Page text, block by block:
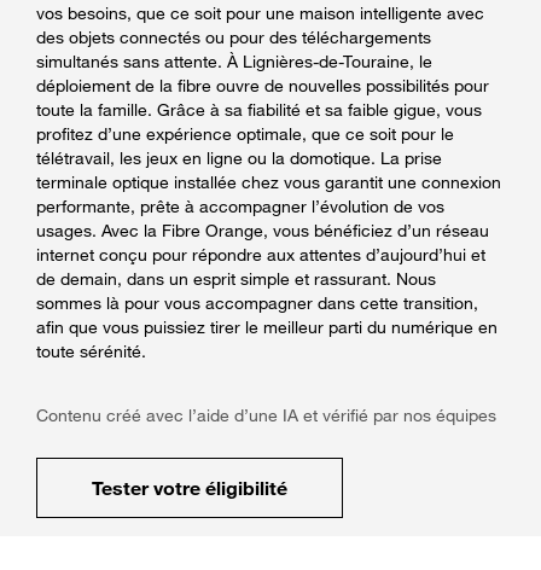
vos besoins, que ce soit pour une maison intelligente avec
des objets connectés ou pour des téléchargements
simultanés sans attente. À Lignières-de-Touraine, le
déploiement de la fibre ouvre de nouvelles possibilités pour
toute la famille. Grâce à sa fiabilité et sa faible gigue, vous
profitez d’une expérience optimale, que ce soit pour le
télétravail, les jeux en ligne ou la domotique. La prise
terminale optique installée chez vous garantit une connexion
performante, prête à accompagner l’évolution de vos
usages. Avec la Fibre Orange, vous bénéficiez d’un réseau
internet conçu pour répondre aux attentes d’aujourd’hui et
de demain, dans un esprit simple et rassurant. Nous
sommes là pour vous accompagner dans cette transition,
afin que vous puissiez tirer le meilleur parti du numérique en
toute sérénité.
Contenu créé avec l’aide d’une IA et vérifié par nos équipes
Tester votre éligibilité